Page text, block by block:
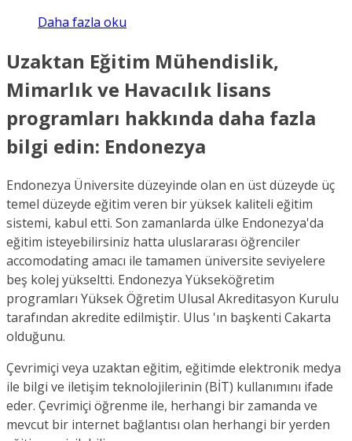
Daha fazla oku
Uzaktan Eğitim Mühendislik,
Mimarlık ve Havacılık lisans
programları hakkında daha fazla
bilgi edin: Endonezya
Endonezya Üniversite düzeyinde olan en üst düzeyde üç
temel düzeyde eğitim veren bir yüksek kaliteli eğitim
sistemi, kabul etti. Son zamanlarda ülke Endonezya'da
eğitim isteyebilirsiniz hatta uluslararası öğrenciler
accomodating amacı ile tamamen üniversite seviyelere
beş kolej yükseltti. Endonezya Yükseköğretim
programları Yüksek Öğretim Ulusal Akreditasyon Kurulu
tarafından akredite edilmiştir. Ulus 'ın başkenti Cakarta
olduğunu.
Çevrimiçi veya uzaktan eğitim, eğitimde elektronik medya
ile bilgi ve iletişim teknolojilerinin (BİT) kullanımını ifade
eder. Çevrimiçi öğrenme ile, herhangi bir zamanda ve
mevcut bir internet bağlantısı olan herhangi bir yerden